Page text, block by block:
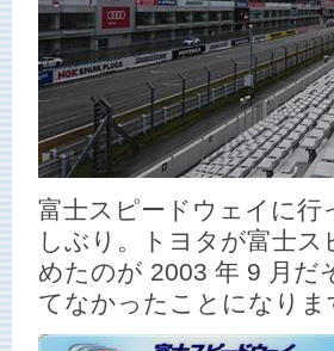
富士スピードウェイに行
しぶり。トヨタが富士
めたのが 2003 年 9 月だ
てなかったことになりま